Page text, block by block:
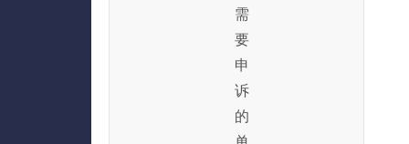
需
要
申
诉
的